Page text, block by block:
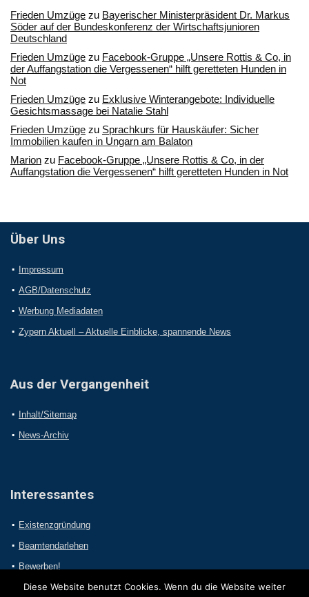
Frieden Umzüge zu Bayerischer Ministerpräsident Dr. Markus
Söder auf der Bundeskonferenz der Wirtschaftsjunioren
Deutschland
Frieden Umzüge zu Facebook-Gruppe „Unsere Rottis & Co, in
der Auffangstation die Vergessenen“ hilft geretteten Hunden in
Not
Frieden Umzüge zu Exklusive Winterangebote: Individuelle
Gesichtsmassage bei Natalie Stahl
Frieden Umzüge zu Sprachkurs für Hauskäufer: Sicher
Immobilien kaufen in Ungarn am Balaton
Marion zu Facebook-Gruppe „Unsere Rottis & Co, in der
Auffangstation die Vergessenen“ hilft geretteten Hunden in Not
Über Uns
Impressum
AGB/Datenschutz
Werbung Mediadaten
Zypern Aktuell – Aktuelle Einblicke, spannende News
Aus der Vergangenheit
Inhalt/Sitemap
News-Archiv
Interessantes
Existenzgründung
Beamtendarlehen
Bewerben!
Diese Website benutzt Cookies. Wenn du die Website weiter